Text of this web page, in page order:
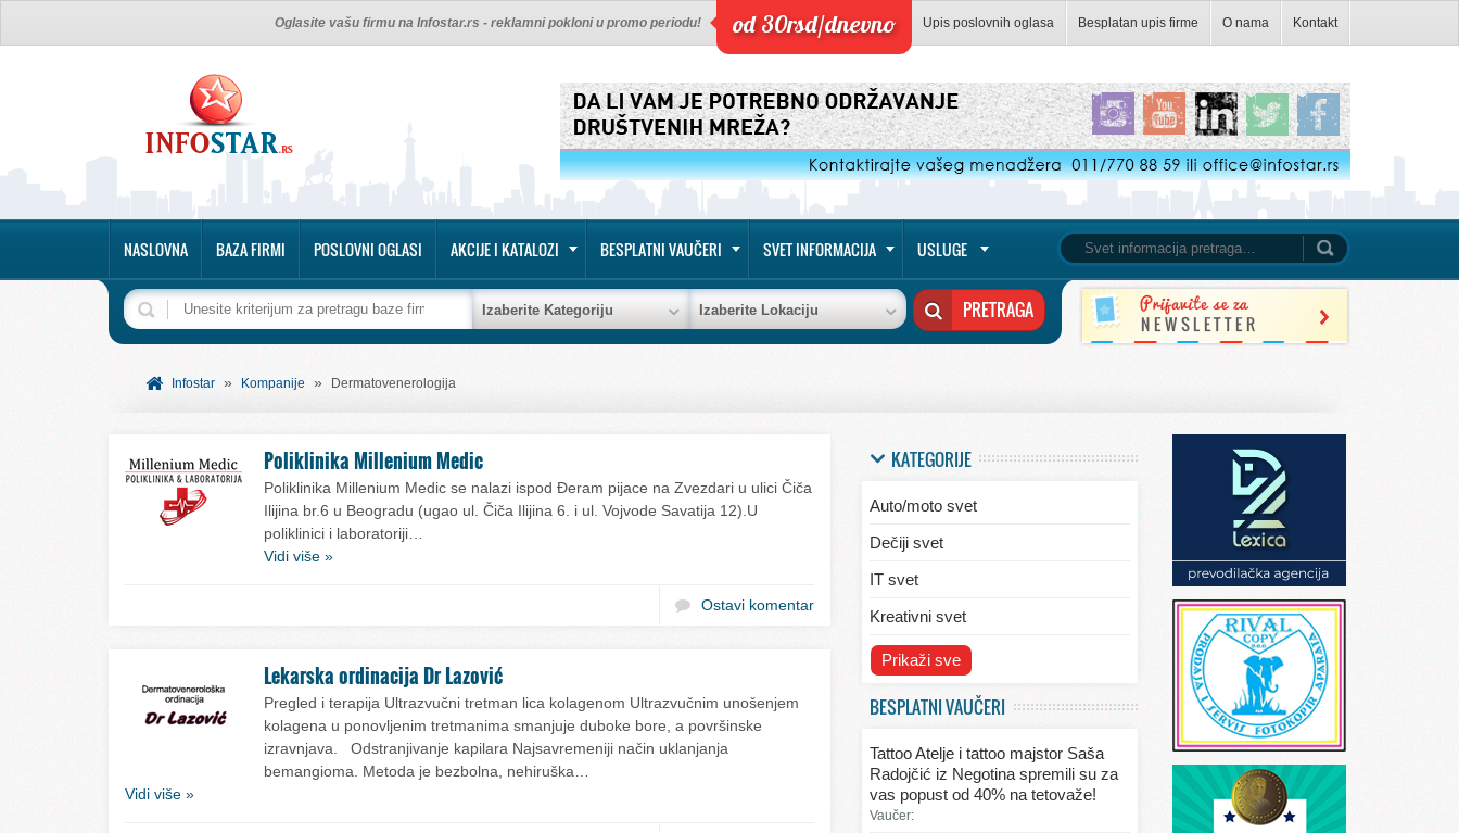
Upis poslovnih oglasa Besplatan upis firme O nama Kontakt
od 30rsd/dnevno
Oglasite vašu firmu na Infostar.rs - reklamni pokloni u promo periodu!
NASLOVNA BAZA FIRMI POSLOVNI OGLASI AKCIJE I KATALOZI BESPLATNI VAUČERI SVET INFORMACIJA USLUGE
Izaberite Kategoriju Izaberite Lokaciju
Infostar » Kompanije » Dermatovenerologija
Poliklinika Millenium Medic
Poliklinika Millenium Medic se nalazi ispod Đeram pijace na Zvezdari u ulici Čiča
Ilijina br.6 u Beogradu (ugao ul. Čiča Ilijina 6. i ul. Vojvode Savatija 12).U
poliklinici i laboratoriji…
Vidi više »
Ostavi komentar
Lekarska ordinacija Dr Lazović
Pregled i terapija Ultrazvučni tretman lica kolagenom Ultrazvučnim unošenjem
kolagena u ponovljenim tretmanima smanjuje duboke bore, a površinske
izravnjava. Odstranjivanje kapilara Najsavremeniji način uklanjanja
bemangioma. Metoda je bezbolna, nehiruška…
Vidi više »
KATEGORIJE
Auto/moto svet
Dečiji svet
IT svet
Kreativni svet
Svet ekologije
Svet kulinarstva
Svet lepote
Prikaži sve
BESPLATNI VAUČERI
Tattoo Atelje i tattoo majstor Saša
Radojčić iz Negotina spremili su za
vas popust od 40% na tetovaže!
Vaučer: